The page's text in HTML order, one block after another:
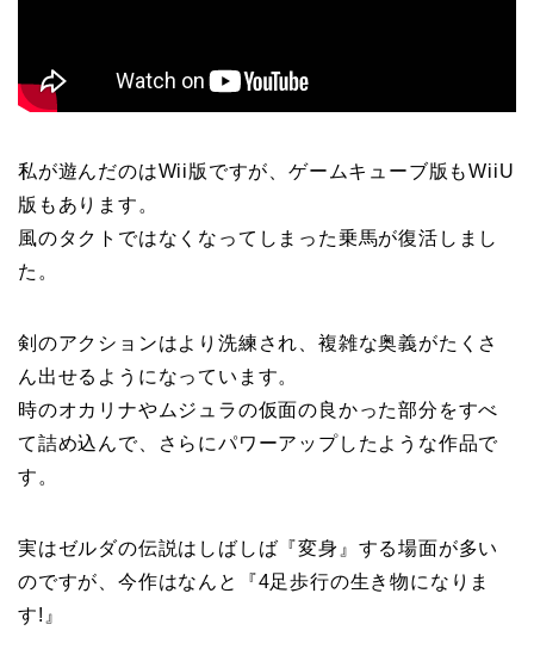
私が遊んだのはWii版ですが、ゲームキューブ版もWiiU
版もあります。
風のタクトではなくなってしまった乗馬が復活しまし
た。
剣のアクションはより洗練され、複雑な奥義がたくさ
ん出せるようになっています。
時のオカリナやムジュラの仮面の良かった部分をすべ
て詰め込んで、さらにパワーアップしたような作品で
す。
実はゼルダの伝説はしばしば『変身』する場面が多い
のですが、今作はなんと『4足歩行の生き物になりま
す!』